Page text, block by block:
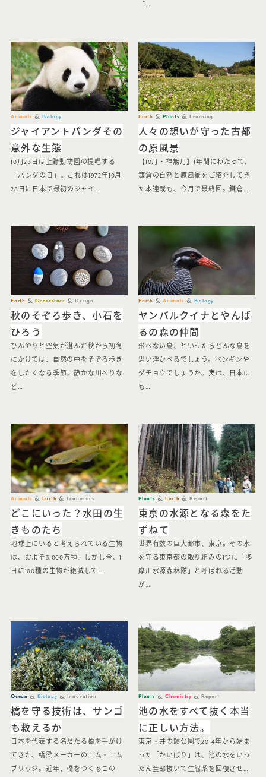
「…
Animals Biology
ジャイアントパンダその
意外な生態
10月28日は上野動物園の提唱する
「パンダの日」。これは1972年10月
28日に日本で最初のジャイ…
Earth Plants Learning
人々の想いが守った古都
の原風景
【10月・神無月】1年間にわたって、
鎌倉の自然と原風景をご紹介してき
た本連載も、今月で最終回。鎌倉…
Earth Geoscience Design
秋のそぞろ歩き、小石を
ひろう
ひんやりと空気が澄んだ秋から初冬
にかけては、自然の中をそぞろ歩き
をしたくなる季節。静かな川べりな
ど…
Earth Animals Biology
ヤンバルクイナとやんば
るの森の仲間
飛べない鳥、といったらどんな鳥を
思い浮かべるでしょう。ペンギンや
ダチョウでしょうか。実は、日本に
も…
Animals Earth Economics
どこにいった？水田の生
きものたち
地球上にいると考えられている生物
は、およそ3,000万種。しかし今、1
日に100種の生物が絶滅して…
Plants Earth Report
東京の水源となる森をた
ずねて
世界有数の巨大都市、東京。その水
を守る東京都の取り組みの1つに「多
摩川水源森林隊」と呼ばれる活動
が…
Ocean Biology Innovation
橋を守る技術は、サンゴ
も救えるか
日本を代表する名だたる橋を手がけ
てきた、橋梁メーカーのエム・エム
ブリッジ。近年、橋をつくるこの
Plants Chemistry Report
池の水をすべて抜く本当
に正しい方法。
東京・井の頭公園で2014年から始ま
った「かいぼり」は、池の水をいっ
たん全部抜いて生態系を回復させ…